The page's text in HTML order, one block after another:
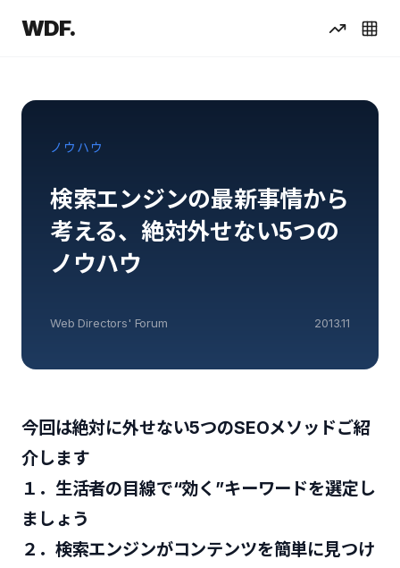
WDF.
ノウハウ
検索エンジンの最新事情から
考える、絶対外せない5つの
ノウハウ
Web Directors' Forum 2013.11
今回は絶対に外せない5つのSEOメソッドご紹
介します
１．生活者の目線で“効く”キーワードを選定し
ましょう
２．検索エンジンがコンテンツを簡単に見つけ